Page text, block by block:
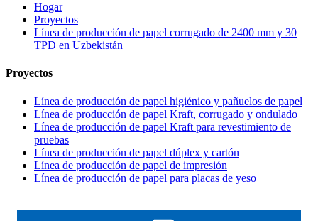
Hogar
Proyectos
Línea de producción de papel corrugado de 2400 mm y 30
TPD en Uzbekistán
Proyectos
Línea de producción de papel higiénico y pañuelos de papel
Línea de producción de papel Kraft, corrugado y ondulado
Línea de producción de papel Kraft para revestimiento de
pruebas
Línea de producción de papel dúplex y cartón
Línea de producción de papel de impresión
Línea de producción de papel para placas de yeso